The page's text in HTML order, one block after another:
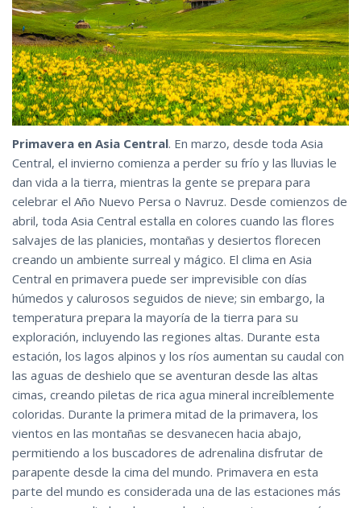
Primavera en Asia Central. En marzo, desde toda Asia
Central, el invierno comienza a perder su frío y las lluvias le
dan vida a la tierra, mientras la gente se prepara para
celebrar el Año Nuevo Persa o Navruz. Desde comienzos de
abril, toda Asia Central estalla en colores cuando las flores
salvajes de las planicies, montañas y desiertos florecen
creando un ambiente surreal y mágico. El clima en Asia
Central en primavera puede ser imprevisible con días
húmedos y calurosos seguidos de nieve; sin embargo, la
temperatura prepara la mayoría de la tierra para su
exploración, incluyendo las regiones altas. Durante esta
estación, los lagos alpinos y los ríos aumentan su caudal con
las aguas de deshielo que se aventuran desde las altas
cimas, creando piletas de rica agua mineral increíblemente
coloridas. Durante la primera mitad de la primavera, los
vientos en las montañas se desvanecen hacia abajo,
permitiendo a los buscadores de adrenalina disfrutar de
parapente desde la cima del mundo. Primavera en esta
parte del mundo es considerada una de las estaciones más